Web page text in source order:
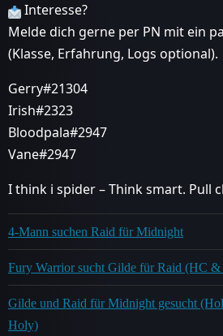
Interesse?
Melde dich gerne per PN mit ein
(Klasse, Erfahrung, Logs optional).
Gerry#21304
Irish#2323
Bloodpala#2947
Vane#2947
I think i spider – Think smart. Pull
4-Mann suchen Raid für Midnight
Fury Warrior sucht Gilde für Raid (HC
Gilde und Raid für Midnight gesucht
Holy)